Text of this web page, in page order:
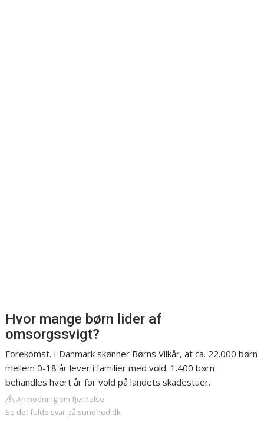
Hvor mange børn lider af
omsorgssvigt?
Forekomst. I Danmark skønner Børns Vilkår, at ca. 22.000 børn
mellem 0-18 år lever i familier med vold. 1.400 børn
behandles hvert år for vold på landets skadestuer.
Anmodning om fjernelse
Se det fulde svar på sundhed.dk